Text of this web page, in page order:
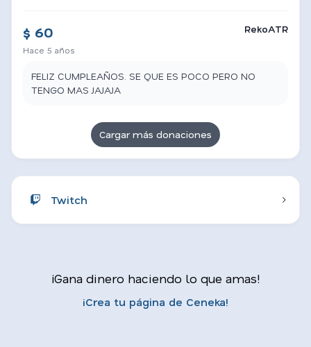
$ 60
Hace 5 años
RekoATR
FELIZ CUMPLEAÑOS. SE QUE ES POCO PERO NO
TENGO MAS JAJAJA
Cargar más donaciones
Twitch
¡Gana dinero haciendo lo que amas!
¡Crea tu página de Ceneka!